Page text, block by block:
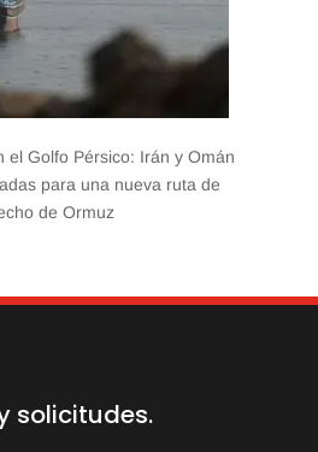
el Golfo Pérsico: Irán y Omán
para una nueva ruta de
de Ormuz
solicitudes.